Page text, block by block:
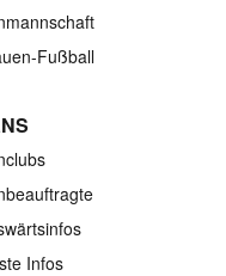
Fußball
Infos